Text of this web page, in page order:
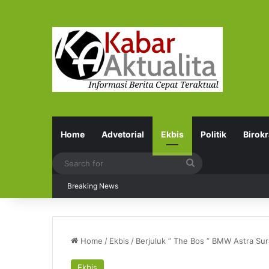
Home Advetorial Ekbis Politik
Breaking News
Home / Ekbis / Berjuluk ” The Bos ” BMW Astra